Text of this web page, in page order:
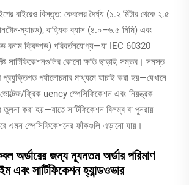
বাইরেও বিস্তৃত: কেবলের দৈর্ঘ্য (১.২ মিটার থেকে ২.৫
ম্যাচড), বাহ্যিক ব্যাস (৪.০–৬.৫ মিমি) এবং
বনাম ক্রিম্পড) পরিবর্তনযোগ্য—যা IEC 60320
সার্টিফিকেশনগুলির কোনো ক্ষতি ছাড়াই সম্ভব। সমস্ত
পর্যালোচনার মাধ্যমে যাচাই করা হয়—যেখানে
ভোল্টেজ/ফ্রিক uency স্পেসিফিকেশন এবং নিয়ন্ত্রক
তুলনা করা হয়—যাতে সার্টিফিকেশন বিলম্ব বা পুনরায়
এমন স্পেসিফিকেশনের ফাঁকগুলি এড়ানো যায়।
অর্ডারের জন্য ন্যূনতম অর্ডার পরিমাণ
সার্টিফিকেশন হ্যান্ডওভার